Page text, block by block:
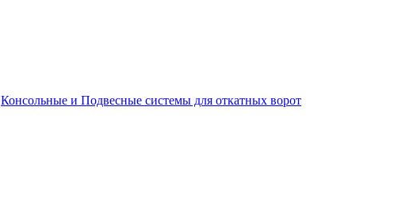
Консольные и Подвесные системы для откатных ворот